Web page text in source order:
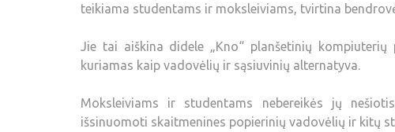
teikiama studentams ir moksleiviams, tvirtina
Jie tai aiškina didele „Kno“ planšetinių
kuriamas kaip vadovėlių ir sąsiuvinių alternatyva.
Moksleiviams ir studentams nebereikės jų
išsinuomoti skaitmenines popierinių vadovėlių ir kitų